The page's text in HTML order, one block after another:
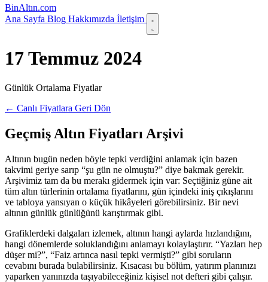
BinAltın.com
Ana Sayfa Blog Hakkımızda İletişim
17 Temmuz 2024
Günlük Ortalama Fiyatlar
← Canlı Fiyatlara Geri Dön
Geçmiş Altın Fiyatları Arşivi
Altının bugün neden böyle tepki verdiğini anlamak için bazen
takvimi geriye sarıp “şu gün ne olmuştu?” diye bakmak gerekir.
Arşivimiz tam da bu merakı gidermek için var: Seçtiğiniz güne ait
tüm altın türlerinin ortalama fiyatlarını, gün içindeki iniş çıkışlarını
ve tabloya yansıyan o küçük hikâyeleri görebilirsiniz. Bir nevi
altının günlük günlüğünü karıştırmak gibi.
Grafiklerdeki dalgaları izlemek, altının hangi aylarda hızlandığını,
hangi dönemlerde soluklandığını anlamayı kolaylaştırır. “Yazları hep
düşer mi?”, “Faiz artınca nasıl tepki vermişti?” gibi soruların
cevabını burada bulabilirsiniz. Kısacası bu bölüm, yatırım planınızı
yaparken yanınızda taşıyabileceğiniz kişisel not defteri gibi çalışır.